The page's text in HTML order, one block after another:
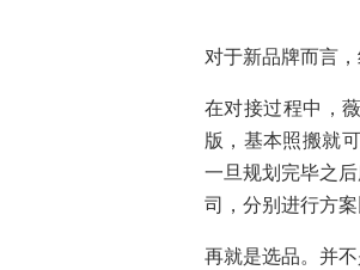
对于新品牌而言
在对接过程中，
版，基本照搬就
一旦规划完毕之
司，分别进行方
再就是选品。并